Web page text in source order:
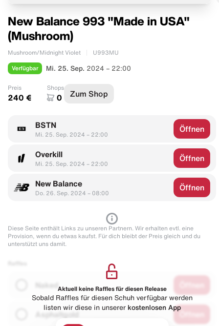
New Balance 993 "Made in USA"
(Mushroom)
Mushroom/Midnight Violet U993MU
Verfügbar Mi. 25. Sep. 2024 – 22:00
Preis
240 €
Shops
0 Zum Shop
BSTN
Mi. 25. Sep. 2024 – 22:00
Öffnen
Overkill
Mi. 25. Sep. 2024 – 22:00
Öffnen
New Balance
Do. 26. Sep. 2024 – 08:00
Öffnen
Diese Seite enthält Links zu unseren Partnern. Wir erhalten evtl. eine
Provision, wenn du etwas kaufst. Für dich bleibt der Preis gleich und du
unterstützt uns damit.
Naked
Asphaltgold
Aktuell keine Raffles für diesen Release
Sobald Raffles für diesen Schuh verfügbar werden
listen wir diese in unserer kostenlosen App